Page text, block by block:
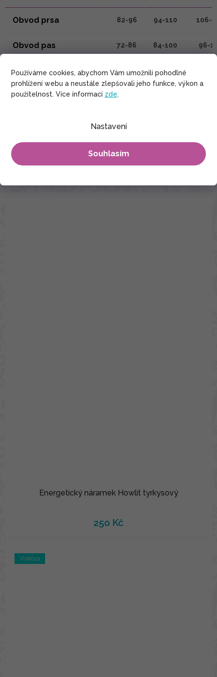
Používáme cookies, abychom Vám umožnili pohodlné
prohlížení webu a neustále zlepšovali jeho funkce, výkon a
použitelnost. Více informací zde.
Nastavení
Souhlasím
SOUVISEJÍCÍ PRODUKTY
Energetický náramek Howlit tyrkysový
250 Kč
Viskóza
Obvod prsa 82-96 94-110 106-
Obvod pas 72-86 84-100 96-
Obvod boky až 130 až 140
Celková délka od krku